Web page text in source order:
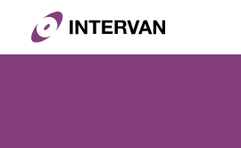
content